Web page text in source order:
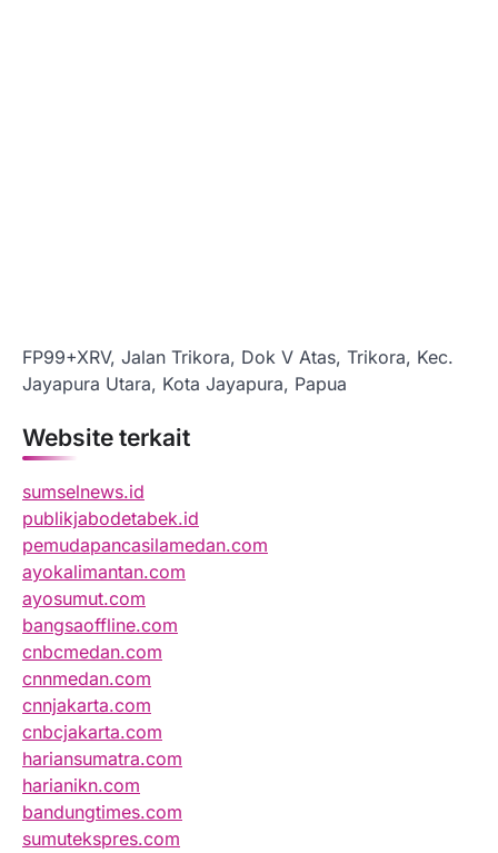
FP99+XRV, Jalan Trikora, Dok V Atas, Trikora, Kec.
Jayapura Utara, Kota Jayapura, Papua
Website terkait
sumselnews.id
publikjabodetabek.id
pemudapancasilamedan.com
ayokalimantan.com
ayosumut.com
bangsaoffline.com
cnbcmedan.com
cnnmedan.com
cnnjakarta.com
cnbcjakarta.com
hariansumatra.com
harianikn.com
bandungtimes.com
sumutekspres.com